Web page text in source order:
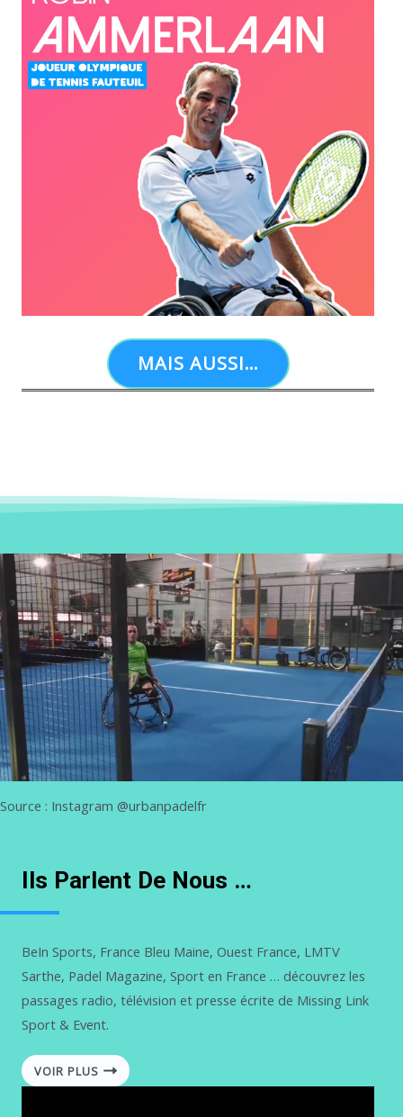
MAIS AUSSI…
Source : Instagram @urbanpadelfr
Ils Parlent De Nous …
BeIn Sports, France Bleu Maine, Ouest France, LMTV
Sarthe, Padel Magazine, Sport en France … découvrez les
passages radio, télévision et presse écrite de Missing Link
Sport & Event.
VOIR PLUS